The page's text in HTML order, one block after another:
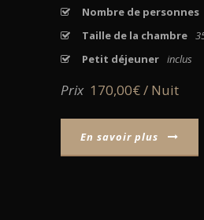
Nombre de personnes
Taille de la chambre
Petit déjeuner inclus
Prix 170,00€ / Nuit
En savoir plus